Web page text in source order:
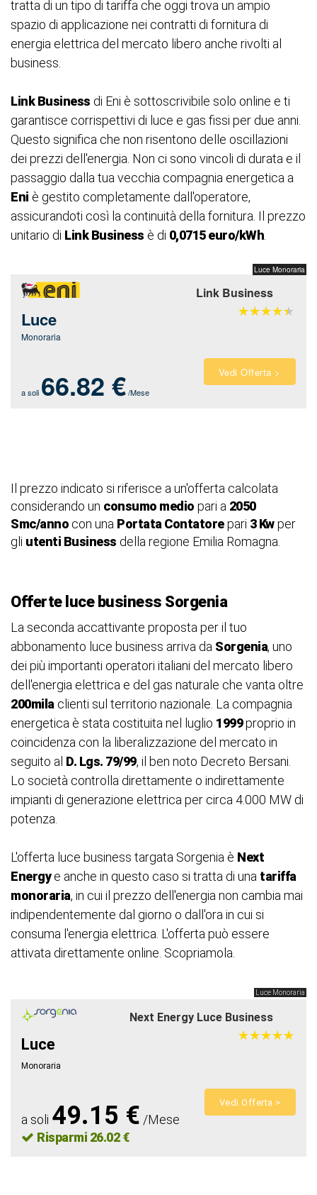
tratta di un tipo di tariffa che oggi trova un ampio
spazio di applicazione nei contratti di fornitura di
energia elettrica del mercato libero anche rivolti al
business.
Link Business di Eni è sottoscrivibile solo online e ti
garantisce corrispettivi di luce e gas fissi per due anni.
Questo significa che non risentono delle oscillazioni
dei prezzi dell'energia. Non ci sono vincoli di durata e il
passaggio dalla tua vecchia compagnia energetica a
Eni è gestito completamente dall'operatore,
assicurandoti così la continuità della fornitura. Il prezzo
unitario di Link Business è di 0,0715 euro/kWh
Luce Monoraria
Link Business
Luce
Monoraria
★★★★★
★★★★★
a soli 66.82 €/Mese
Vedi Offerta >
Il prezzo indicato si riferisce a un'offerta calcolata
considerando un consumo medio pari a 2050
Smc/anno con una Portata Contatorepari 3 Kwper
gli utenti Business della regione Emilia Romagna.
Offerte luce business Sorgenia
La seconda accattivante proposta per il tuo
abbonamento luce business arriva da Sorgenia, uno
dei più importanti operatori italiani del mercato libero
dell'energia elettrica e del gas naturale che vanta oltre
200mila clienti sul territorio nazionale. La compagnia
energetica è stata costituita nel luglio 1999proprio in
coincidenza con la liberalizzazione del mercato in
seguito al D. Lgs. 79/99, il ben noto Decreto Bersani.
Lo società controlla direttamente o indirettamente
impianti di generazione elettrica per circa 4.000 MW di
potenza.
L'offerta luce business targata Sorgenia è Next
Energye anche in questo caso si tratta di una tariffa
monoraria, in cui il prezzo dell'energia non cambia mai
indipendentemente dal giorno o dall'ora in cui si
consuma l'energia elettrica. L'offerta può essere
attivata direttamente online. Scopriamola.
Luce Monoraria
Next Energy Luce Business
Luce
Monoraria
★★★★★
★★★★★
a soli 49.15 € /Mese
Risparmi 26.02 €
Vedi Offerta >